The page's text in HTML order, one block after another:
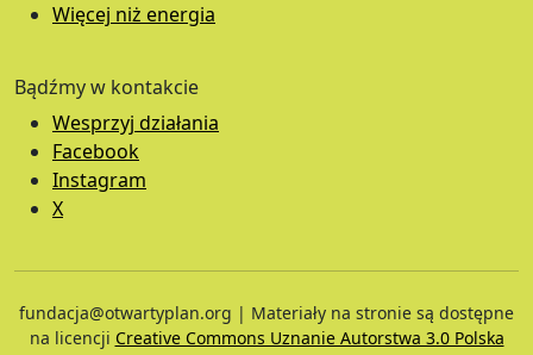
Więcej niż energia
Bądźmy w kontakcie
Wesprzyj działania
Facebook
Instagram
X
fundacja@otwartyplan.org | Materiały na stronie są dostępne
na licencji Creative Commons Uznanie Autorstwa 3.0 Polska